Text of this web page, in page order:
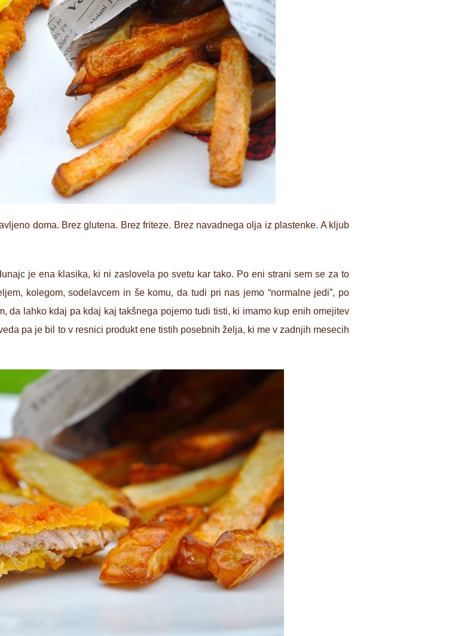
doma. Brez glutena. Brez friteze. Brez navadnega olja iz plastenke. A kljub
je ena klasika, ki ni zaslovela po svetu kar tako. Po eni strani sem se za to
kolegom, sodelavcem in še komu, da tudi pri nas jemo “normalne jedi”, po
da lahko kdaj pa kdaj kaj takšnega pojemo tudi tisti, ki imamo kup enih omejitev
pa je bil to v resnici produkt ene tistih posebnih želja, ki me v zadnjih mesecih